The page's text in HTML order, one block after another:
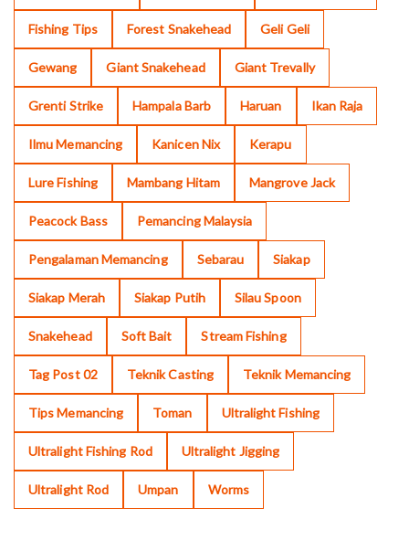
Fishing Tips Forest Snakehead Geli Geli
Gewang Giant Snakehead Giant Trevally
Grenti Strike Hampala Barb Haruan Ikan Raja
Ilmu Memancing Kanicen Nix Kerapu
Lure Fishing Mambang Hitam Mangrove Jack
Peacock Bass Pemancing Malaysia
Pengalaman Memancing Sebarau Siakap
Siakap Merah Siakap Putih Silau Spoon
Snakehead Soft Bait Stream Fishing
Tag Post 02 Teknik Casting Teknik Memancing
Tips Memancing Toman Ultralight Fishing
Ultralight Fishing Rod Ultralight Jigging
Ultralight Rod Umpan Worms